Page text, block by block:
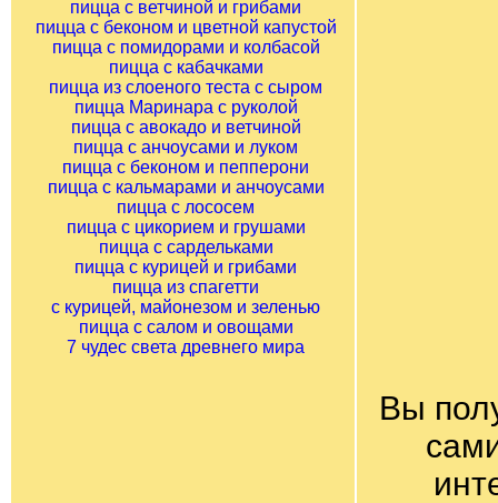
пицца с ветчиной и грибами
пицца с беконом и цветной капустой
пицца с помидорами и колбасой
пицца с кабачками
пицца из слоеного теста с сыром
пицца Маринара с руколой
пицца с авокадо и ветчиной
пицца с анчоусами и луком
пицца с беконом и пепперони
пицца с кальмарами и анчоусами
пицца с лососем
пицца с цикорием и грушами
пицца с сардельками
пицца с курицей и грибами
пицца из спагетти
с курицей, майонезом и зеленью
пицца с салом и овощами
7 чудес света древнего мира
Вы